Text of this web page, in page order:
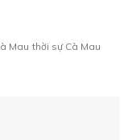
Mau thời sự Cà Mau